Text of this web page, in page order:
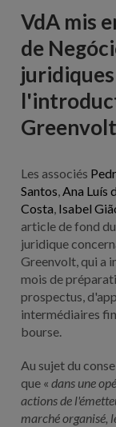
VdA mis
de
Greenvolt
Les associés
Santos Ana Luís
Costa Isabel
article de fond
juridique
Greenvolt, qui a
mois de
prospectus,
intermédiaires
bourse.
Au sujet du
que « dans une
actions de
marché organisé,